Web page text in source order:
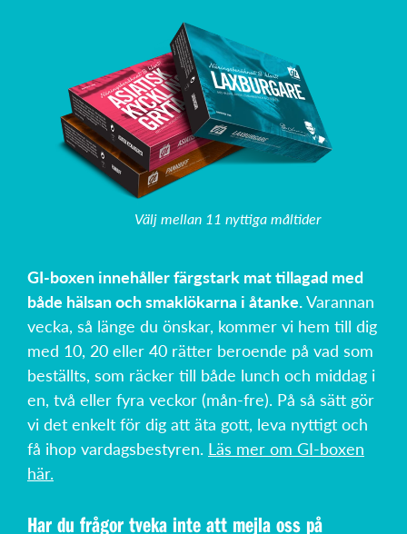
Välj mellan 11 nyttiga måltider
GI-boxen innehåller färgstark mat tillagad med
både hälsan och smaklökarna i åtanke.Varannan
vecka, så länge du önskar, kommer vi hem till dig
med 10, 20 eller 40 rätter beroende på vad som
beställts, som räcker till både lunch och middag i
en, två eller fyra veckor (mån-fre). På så sätt gör
vi det enkelt för dig att äta gott, leva nyttigt och
få ihop vardagsbestyren. Läs mer om GI-boxen
här.
Har du frågor tveka inte att mejla oss på